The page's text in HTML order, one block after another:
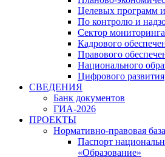
Целевых программ
По контролю и
Сектор мониторинга
Кадрового
Правового
Национального
Цифрового развития
СВЕДЕНИЯ
Банк документов
ГИА-2026
ПРОЕКТЫ
Нормативно-правовая база
Паспорт
«Образование»